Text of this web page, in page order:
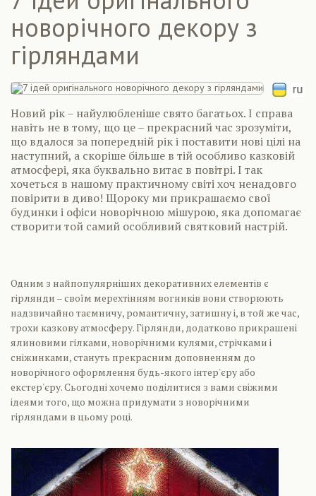
новорічного декору з
гірляндами
Новий рік – найулюбленіше свято багатьох. І справа
навіть не в тому, що це – прекрасний час зрозуміти,
що вдалося за попередній рік і поставити нові цілі на
наступний, а скоріше більше в тій особливо казковій
атмосфері, яка буквально витає в повітрі. І так
хочеться в нашому практичному світі хоч ненадовго
повірити в диво! Щороку ми прикрашаємо свої
будинки і офіси новорічною мішурою, яка допомагає
створити той самий особливий святковий настрій.
Одним з найпопулярніших декоративних елементів є
гірлянди – своїм мерехтінням вогників вони створюють
надзвичайно таємничу, романтичну, затишну і, в той же час,
трохи казкову атмосферу. Гірлянди, додатково прикрашені
ялиновими гілками, новорічними кулями, стрічками і
сніжинками, стануть прекрасним доповненням до
новорічного оформлення будь-якого інтер'єру або
екстер'єру. Сьогодні хочемо поділитися з вами свіжими
ідеями того, що можна придумати з новорічними
гірляндами в цьому році.